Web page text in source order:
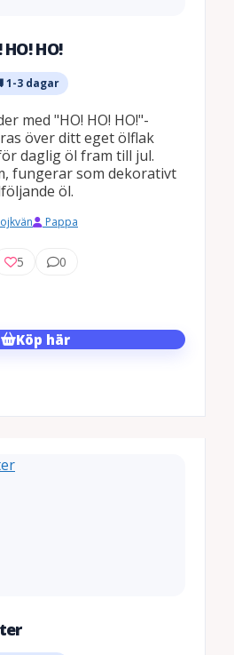
HO!
1-3 dagar
med "HO! HO! HO!"-
över ditt eget ölflak
daglig öl fram till jul.
fungerar som dekorativt
öl.
Pappa
5 0
Köp här